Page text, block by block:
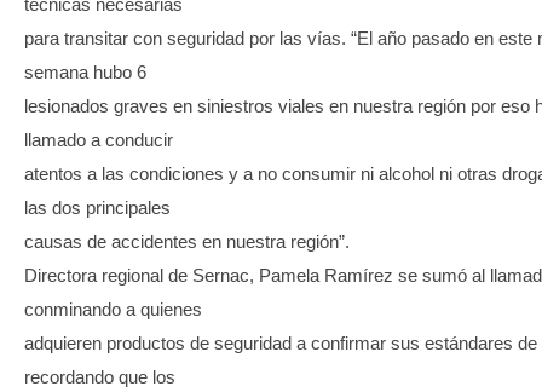
técnicas necesarias
para transitar con seguridad por las vías. “El año pasado en este
semana hubo 6
lesionados graves en siniestros viales en nuestra región por eso
llamado a conducir
atentos a las condiciones y a no consumir ni alcohol ni otras
las dos principales
causas de accidentes en nuestra región”.
Directora regional de Sernac, Pamela Ramírez se sumó al
conminando a quienes
adquieren productos de seguridad a confirmar sus estándares de
recordando que los